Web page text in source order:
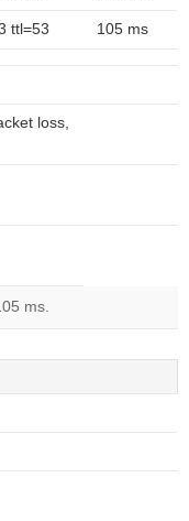
ttl=53 105 ms
loss,
ms.